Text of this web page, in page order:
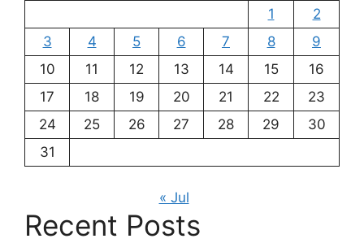
1
2
3
4 5 6 7 8
9
10
11 12 13 14 15
16
17
18 19 20 21 22
23
24
25 26 27 28 29
30
31
« Jul
Recent Posts